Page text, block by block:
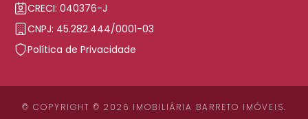
CRECI: 040376-J
CNPJ: 45.282.444/0001-03
Política de Privacidade
© COPYRIGHT © 2026 IMOBILIÁRIA BARRETO IMÓVEIS.